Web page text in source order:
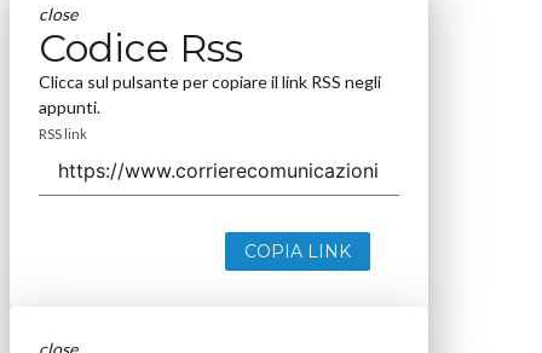
close
Codice Rss
Clicca sul pulsante per copiare il link RSS negli
appunti.
RSS link
COPIA LINK
close